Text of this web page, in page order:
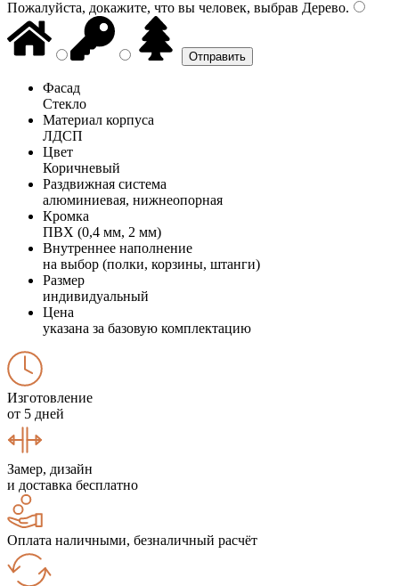
Пожалуйста, докажите, что вы человек, выбрав Дерево.
Фасад
Стекло
Материал корпуса
ЛДСП
Цвет
Коричневый
Раздвижная система
алюминиевая, нижнеопорная
Кромка
ПВХ (0,4 мм, 2 мм)
Внутреннее наполнение
на выбор (полки, корзины, штанги)
Размер
индивидуальный
Цена
указана за базовую комплектацию
Изготовление
от 5 дней
Замер, дизайн
и доставка бесплатно
Оплата наличными, безналичный расчёт